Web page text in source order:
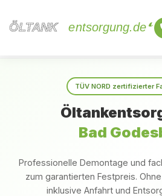
ÖLTANK
ÖLTANK entsorgung.de
TÜV NORD zertifizierter
Bad
Professionelle Demontage und
zum garantierten Festpreis.
inklusive Anfahrt und